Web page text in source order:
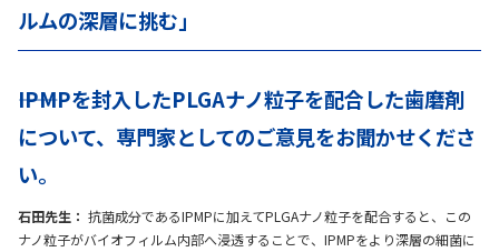
ルムの深層に挑む」
――IPMPを封入したPLGAナノ粒子を配合した歯磨剤
について、専門家としてのご意見をお聞かせくださ
い。
石田先生： 抗菌成分であるIPMPに加えてPLGAナノ粒子を配合すると、この
ナノ粒子がバイオフィルム内部へ浸透することで、IPMPをより深層の細菌に